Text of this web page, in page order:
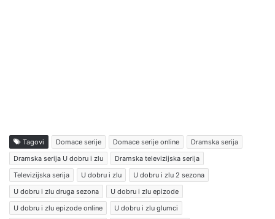
Tagovi Domace serije Domace serije online
Dramska serija
Dramska serija U dobru i zlu
Dramska televizijska serija
Televizijska serija
U dobru i zlu
U dobru i zlu 2 sezona
U dobru i zlu druga sezona
U dobru i zlu epizode
U dobru i zlu epizode online
U dobru i zlu glumci